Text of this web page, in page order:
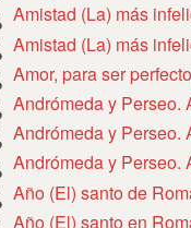
Amistad (La) más
Amistad (La) más
Amor, para ser
Andrómeda y Perseo.
Andrómeda y Perseo.
Andrómeda y Perseo.
Año (El) santo de
Año (El) santo en